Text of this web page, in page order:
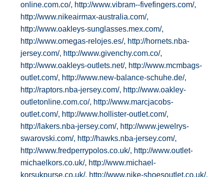
online.com.co/, http://www.vibram--fivefingers.com/,
http://www.nikeairmax-australia.com/,
http://www.oakleys-sunglasses.mex.com/,
http://www.omegas-relojes.es/, http://hornets.nba-
jersey.com/, http://www.givenchy.com.co/,
http://www.oakleys-outlets.net/, http://www.mcmbags-
outlet.com/, http://www.new-balance-schuhe.de/,
http://raptors.nba-jersey.com/, http://www.oakley-
outletonline.com.co/, http://www.marcjacobs-
outlet.com/, http://www.hollister-outlet.com/,
http://lakers.nba-jersey.com/, http://www.jewelrys-
swarovski.com/, http://hawks.nba-jersey.com/,
http://www.fredperrypolos.co.uk/, http://www.outlet-
michaelkors.co.uk/, http://www.michael-
korsukpurse.co.uk/, http://www.nike-shoesoutlet.co.uk/,